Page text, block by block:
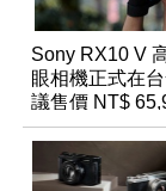
Sony RX10 V
眼相機正式在
議售價 NT$